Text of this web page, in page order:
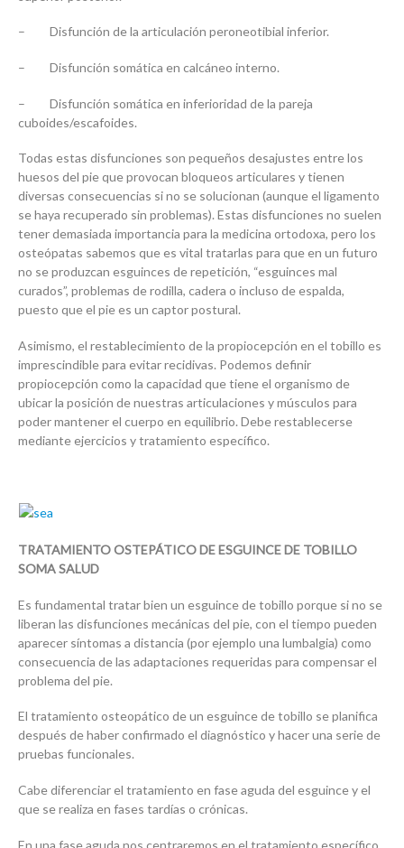
– Disfunción de la articulación peroneotibial inferior.
– Disfunción somática en calcáneo interno.
– Disfunción somática en inferioridad de la pareja
cuboides/escafoides.
Todas estas disfunciones son pequeños desajustes entre los
huesos del pie que provocan bloqueos articulares y tienen
diversas consecuencias si no se solucionan (aunque el ligamento
se haya recuperado sin problemas). Estas disfunciones no suelen
tener demasiada importancia para la medicina ortodoxa, pero los
osteópatas sabemos que es vital tratarlas para que en un futuro
no se produzcan esguinces de repetición, “esguinces mal
curados”, problemas de rodilla, cadera o incluso de espalda,
puesto que el pie es un captor postural.
Asimismo, el restablecimiento de la propiocepción en el tobillo es
imprescindible para evitar recidivas. Podemos definir
propiocepción como la capacidad que tiene el organismo de
ubicar la posición de nuestras articulaciones y músculos para
poder mantener el cuerpo en equilibrio. Debe restablecerse
mediante ejercicios y tratamiento específico.
TRATAMIENTO OSTEPÁTICO DE ESGUINCE DE TOBILLO
SOMA SALUD
Es fundamental tratar bien un esguince de tobillo porque si no se
liberan las disfunciones mecánicas del pie, con el tiempo pueden
aparecer síntomas a distancia (por ejemplo una lumbalgia) como
consecuencia de las adaptaciones requeridas para compensar el
problema del pie.
El tratamiento osteopático de un esguince de tobillo se planifica
después de haber confirmado el diagnóstico y hacer una serie de
pruebas funcionales.
Cabe diferenciar el tratamiento en fase aguda del esguince y el
que se realiza en fases tardías o crónicas.
En una fase aguda nos centraremos en el tratamiento específico